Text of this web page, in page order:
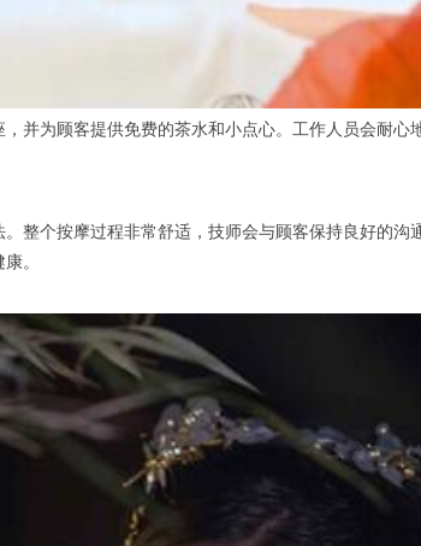
为顾客提供免费的茶水和小点心。工作人员会耐心
个按摩过程非常舒适，技师会与顾客保持良好的沟
。